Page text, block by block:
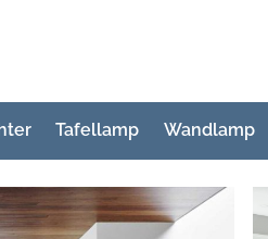
Tafellamp Wandlamp